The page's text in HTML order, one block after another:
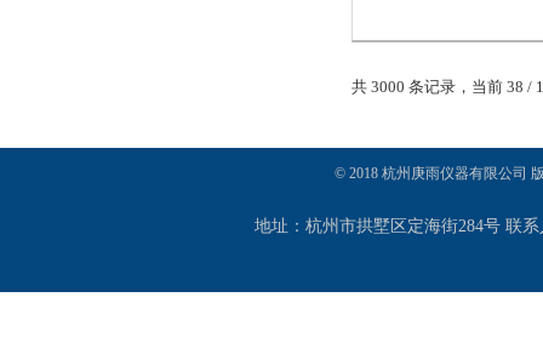
共 3000 条记录，当前 38 /
© 2018 杭州庚雨仪器有限公司
地址：杭州市拱墅区定海街284号 联